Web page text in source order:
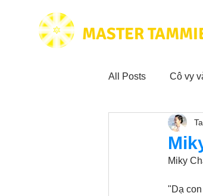
MASTER
All Posts Cô vy
Hoạt động vì
Miky
"Dạ